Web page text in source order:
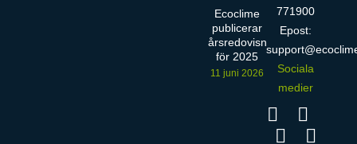
Ecoclime
publicerar
årsredovisning
för 2025
11 juni 2026
771900
Epost:
Sociala
medier